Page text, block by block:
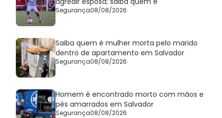
Segurança08/08/2026
Saiba quem é mulher morta pelo marido
dentro de apartamento em Salvador
Segurança08/08/2026
Homem é encontrado morto com mãos e
pés amarrados em Salvador
Segurança08/08/2026